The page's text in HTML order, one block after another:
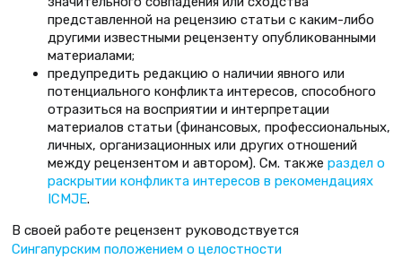
представленной на рецензию статьи с каким-либо
другими известными рецензенту опубликованными
материалами;
предупредить редакцию о наличии явного или
потенциального конфликта интересов, способного
отразиться на восприятии и интерпретации
материалов статьи (финансовых, профессиональных,
личных, организационных или других отношений
между рецензентом и автором). См. также раздел о
раскрытии конфликта интересов в рекомендациях
ICMJE.
В своей работе рецензент руководствуется
Сингапурским положением о целостности